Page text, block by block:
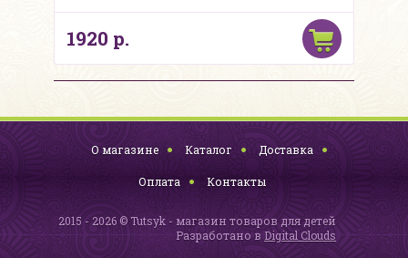
1920 р.
О магазине Каталог Доставка
Оплата Контакты
2015 - 2026 © Tutsyk - магазин товаров для детей
Разработано в Digital Clouds